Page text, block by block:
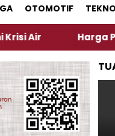
OTOMOTIF
Harga Pertamax